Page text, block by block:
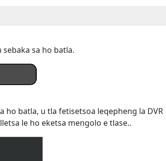
sebaka sa ho batla.
ho batla, u tla fetisetsoa leqepheng la DVR
le ho eketsa mengolo e tlase..